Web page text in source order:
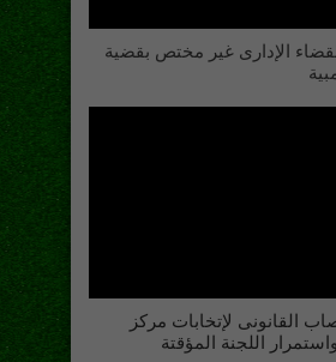
القضاء الإدارى غير مختص بقضية
القانونى لإتخابات مركز
اللجنة المؤقتة